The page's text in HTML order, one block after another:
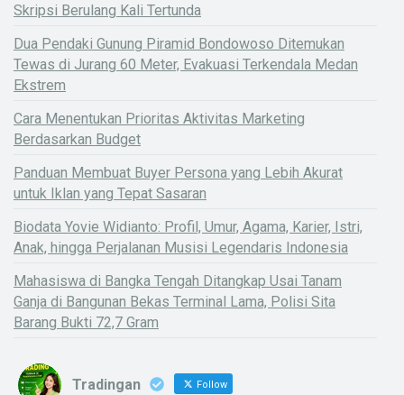
Skripsi Berulang Kali Tertunda
Dua Pendaki Gunung Piramid Bondowoso Ditemukan
Tewas di Jurang 60 Meter, Evakuasi Terkendala Medan
Ekstrem
Cara Menentukan Prioritas Aktivitas Marketing
Berdasarkan Budget
Panduan Membuat Buyer Persona yang Lebih Akurat
untuk Iklan yang Tepat Sasaran
Biodata Yovie Widianto: Profil, Umur, Agama, Karier, Istri,
Anak, hingga Perjalanan Musisi Legendaris Indonesia
Mahasiswa di Bangka Tengah Ditangkap Usai Tanam
Ganja di Bangunan Bekas Terminal Lama, Polisi Sita
Barang Bukti 72,7 Gram
Tradingan Follow